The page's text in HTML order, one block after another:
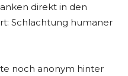
direkt in den
Schlachtung humaner
noch anonym hinter